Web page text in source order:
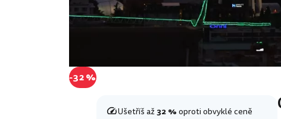
-32 %
Ušetříš až32 %oproti obvyklé ceně